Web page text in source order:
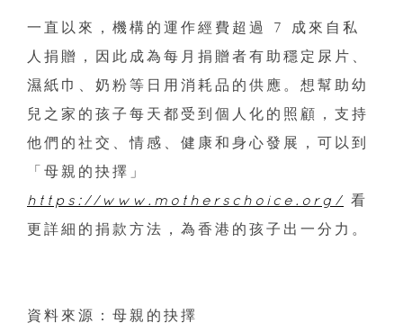
一直以來，機構的運作經費超過 7 成來自私
人捐贈，因此成為每月捐贈者有助穩定尿片、
濕紙巾、奶粉等日用消耗品的供應。想幫助幼
兒之家的孩子每天都受到個人化的照顧，支持
他們的社交、情感、健康和身心發展，可以到
「母親的抉擇」
https://www.motherschoice.org/ 看
更詳細的捐款方法，為香港的孩子出一分力。
資料來源：母親的抉擇